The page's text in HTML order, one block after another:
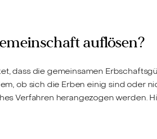
auflösen?
dass die gemeinsamen
ob sich die Erben einig sind oder
Verfahren herangezogen werden.